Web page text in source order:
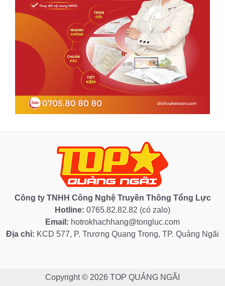
Công ty TNHH Công Nghệ Truyền Thông Tổng Lực
Hotline: 0765.82.82.82 (có zalo)
Email: hotrokhachhang@tongluc.com
Địa chỉ: KCD 577, P. Trương Quang Trọng, TP. Quảng Ngãi
Copyright © 2026 TOP QUẢNG NGÃI